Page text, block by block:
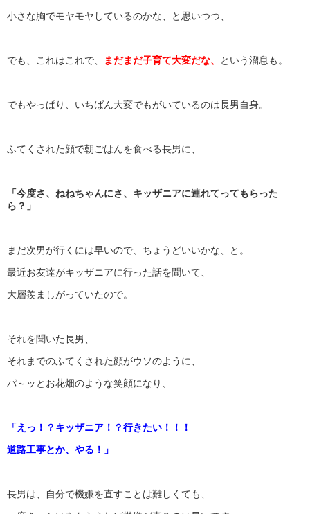
小さな胸でモヤモヤしているのかな、と思いつつ、
でも、これはこれで、 まだまだ子育て大変だな、 という溜息も。
でもやっぱり、いちばん大変でもがいているのは長男自身。
ふてくされた顔で朝ごはんを食べる長男に、
「今度さ、ねねちゃんにさ、キッザニアに連れてってもらった
ら？」
まだ次男が行くには早いので、ちょうどいいかな、と。
最近お友達がキッザニアに行った話を聞いて、
大層羨ましがっていたので。
それを聞いた長男、
それまでのふてくされた顔がウソのように、
パ～ッとお花畑のような笑顔になり、
「えっ！？キッザニア！？行きたい！！！
道路工事とか、やる！」
長男は、自分で機嫌を直すことは難しくても、